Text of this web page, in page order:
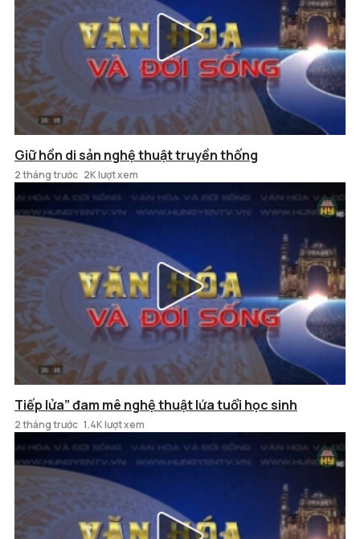
Giữ hồn di sản nghệ thuật truyền thống
2 tháng trước 2K lượt xem
Tiếp lửa” đam mê nghệ thuật lứa tuổi học sinh
2 tháng trước 1.4K lượt xem